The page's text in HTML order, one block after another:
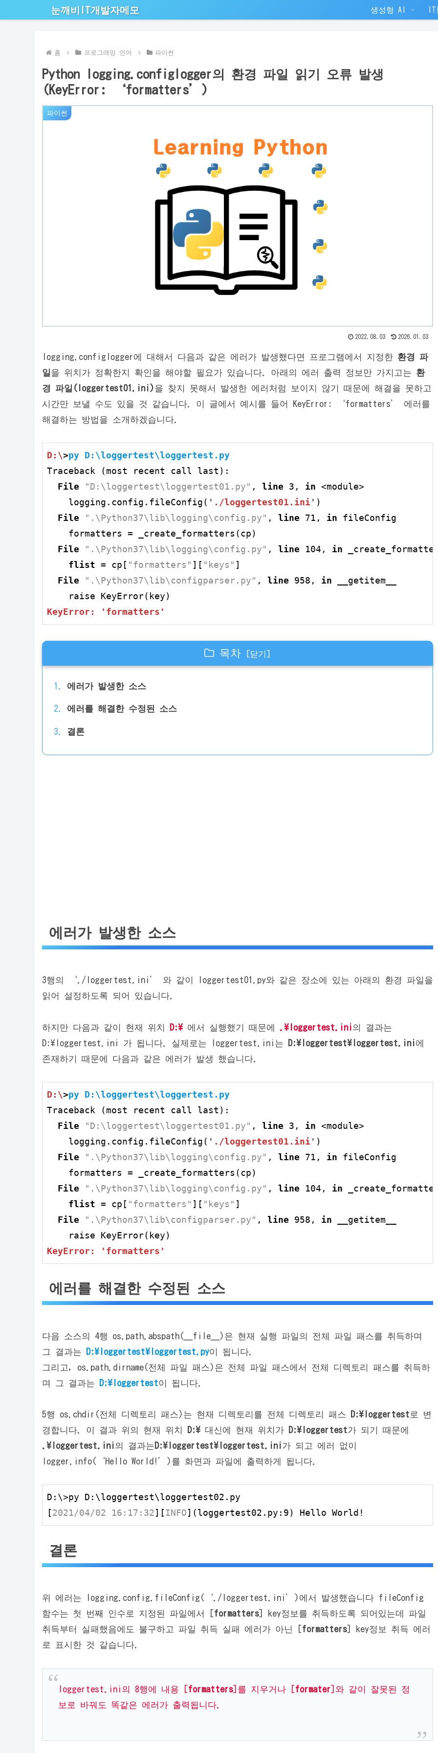
눈깨비IT개발자메모 생성형 AI
홈 프로그래밍 언어 파이썬
Python logging.configlogger의 환경 파일 읽기 오류 발생
(KeyError: ‘formatters’)
파이썬
2022.08.03 2026.01.03
logging.configlogger에 대해서 다음과 같은 에러가 발생했다면 프로그램에서 지정한 환경 파
일 을 위치가 정확한지 확인을 해야할 필요가 있습니다. 아래의 에러 출력 정보만 가지고는 환
경 파일(loggertest01.ini)을 찾지 못해서 발생한 에러처럼 보이지 않기 때문에 해결을 못하고
시간만 보낼 수도 있을 것 같습니다. 이 글에서 예시를 들어 KeyError: ‘formatters’ 에러를
해결하는 방법을 소개하겠습니다.
D :\>py D :\loggertest\loggertest.py
Traceback (most recent call last):
File
"D:\loggertest\loggertest01.py" , line 3, in <module>
    logging.config.fileConfig('
./loggertest01.ini')
File
".\Python37\lib\logging\config.py" , line 71, in fileConfig
    formatters = _create_formatters(cp)
File
".\Python37\lib\logging\config.py" , line 104, in
flist = cp[ "formatters" ][ "keys" ]
File
".\Python37\lib\configparser.py" , line 958, in __getitem__
KeyError: 'formatters'
목차
에러가 발생한 소스
에러를 해결한 수정된 소스
결론
에러가 발생한 소스
3행의 ‘./loggertest.ini’ 와 같이 loggertest01.py와 같은 장소에 있는 아래의 환경 파일을
읽어 설정하도록 되어 있습니다.
하지만 다음과 같이 현재 위치 D:\ 에서 실행했기 때문에 .\loggertest.ini의 결과는
D:\loggertest.ini 가 됩니다. 실제로는 loggertest.ini는
D:\loggertest\loggertest.ini에
존재하기 때문에 다음과 같은 에러가 발생 했습니다.
D :\>py D :\loggertest\loggertest.py
Traceback (most recent call last):
File
"D:\loggertest\loggertest01.py" , line 3, in <module>
    logging.config.fileConfig('
./loggertest01.ini')
File
".\Python37\lib\logging\config.py" , line 71, in fileConfig
    formatters = _create_formatters(cp)
File
".\Python37\lib\logging\config.py" , line 104, in
flist = cp[ "formatters" ][ "keys" ]
File
".\Python37\lib\configparser.py" , line 958, in __getitem__
KeyError: 'formatters'
에러를 해결한 수정된 소스
다음 소스의 4행 os.path.abspath(__file__)은 현재 실행 파일의 전체 파일 패스를 취득하며
그 결과는
D:\loggertest\loggertest.py이 됩니다.
그리고, os.path.dirname(전체 파일 패스)은 전체 파일 패스에서 전체 디렉토리 패스를 취득하
며 그 결과는
D:\loggertest이 됩니다.
5행 os.chdir(전체 디렉토리 패스)는 현재 디렉토리를 전체 디렉토리 패스 D:\loggertest 로 변
경합니다. 이 결과 위의 현재 위치
D:\ 대신에 현재 위치가 D:\loggertest가 되기 때문에
.\loggertest.ini의 결과는 D:\loggertest\loggertest.ini 가 되고 에러 없이
logger.info(‘Hello World!’)를 화면과 파일에 출력하게 됩니다.
D:\>py D:\loggertest\loggertest02.py
[2021/04/02 16:17:32][INFO](loggertest02.py:9) Hello World!
결론
위 에러는 logging.config.fileConfig(‘./loggertest.ini’)에서 발생했습니다 fileConfig
함수는 첫 번째 인수로 지정된 파일에서 [formatters] key정보를 취득하도록 되어있는데 파일
취득부터 실패했음에도 불구하고 파일 취득 실패 에러가 아닌 [formatters] key정보 취득 에러
로 표시한 것 같습니다.
loggertest.ini의 8행에 내용 [formatters]를 지우거나 [formater]와 같이 잘못된 정
보로 바꿔도 똑같은 에러가 출력됩니다.